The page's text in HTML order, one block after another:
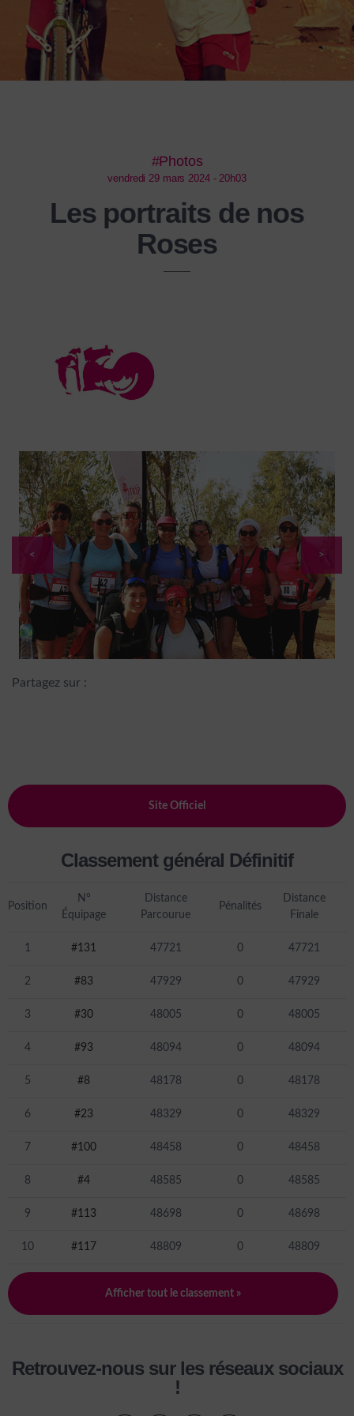
#Photos
vendredi 29 mars 2024 - 20h03
Les portraits de nos
Roses
< >
Partagez sur :
Site Officiel
Classement général Définitif
Position
N°
Équipage
Distance
Parcourue
Pénalités
Distance
Finale
1 #131 47721 0 47721
2 #83 47929 0 47929
3 #30 48005 0 48005
4 #93 48094 0 48094
5 #8 48178 0 48178
6 #23 48329 0 48329
7 #100 48458 0 48458
8 #4 48585 0 48585
9 #113 48698 0 48698
10 #117 48809 0 48809
Afficher tout le classement »
Retrouvez-nous sur les réseaux sociaux
!